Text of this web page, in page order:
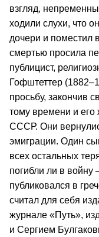
взгляд,
ходили слухи, что
дочери и поместил
смертью просила
публицист,
Гофштеттер
просьбу, закончив
тому времени и
СССР. Они
эмиграции. Один
всех остальных
погибли ли в
публиковался в
считал для себя
журнале «Путь»,
и Сергием